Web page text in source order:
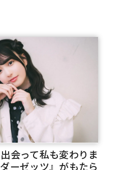
会って私も変わりま
ーゼッツ』がもたら